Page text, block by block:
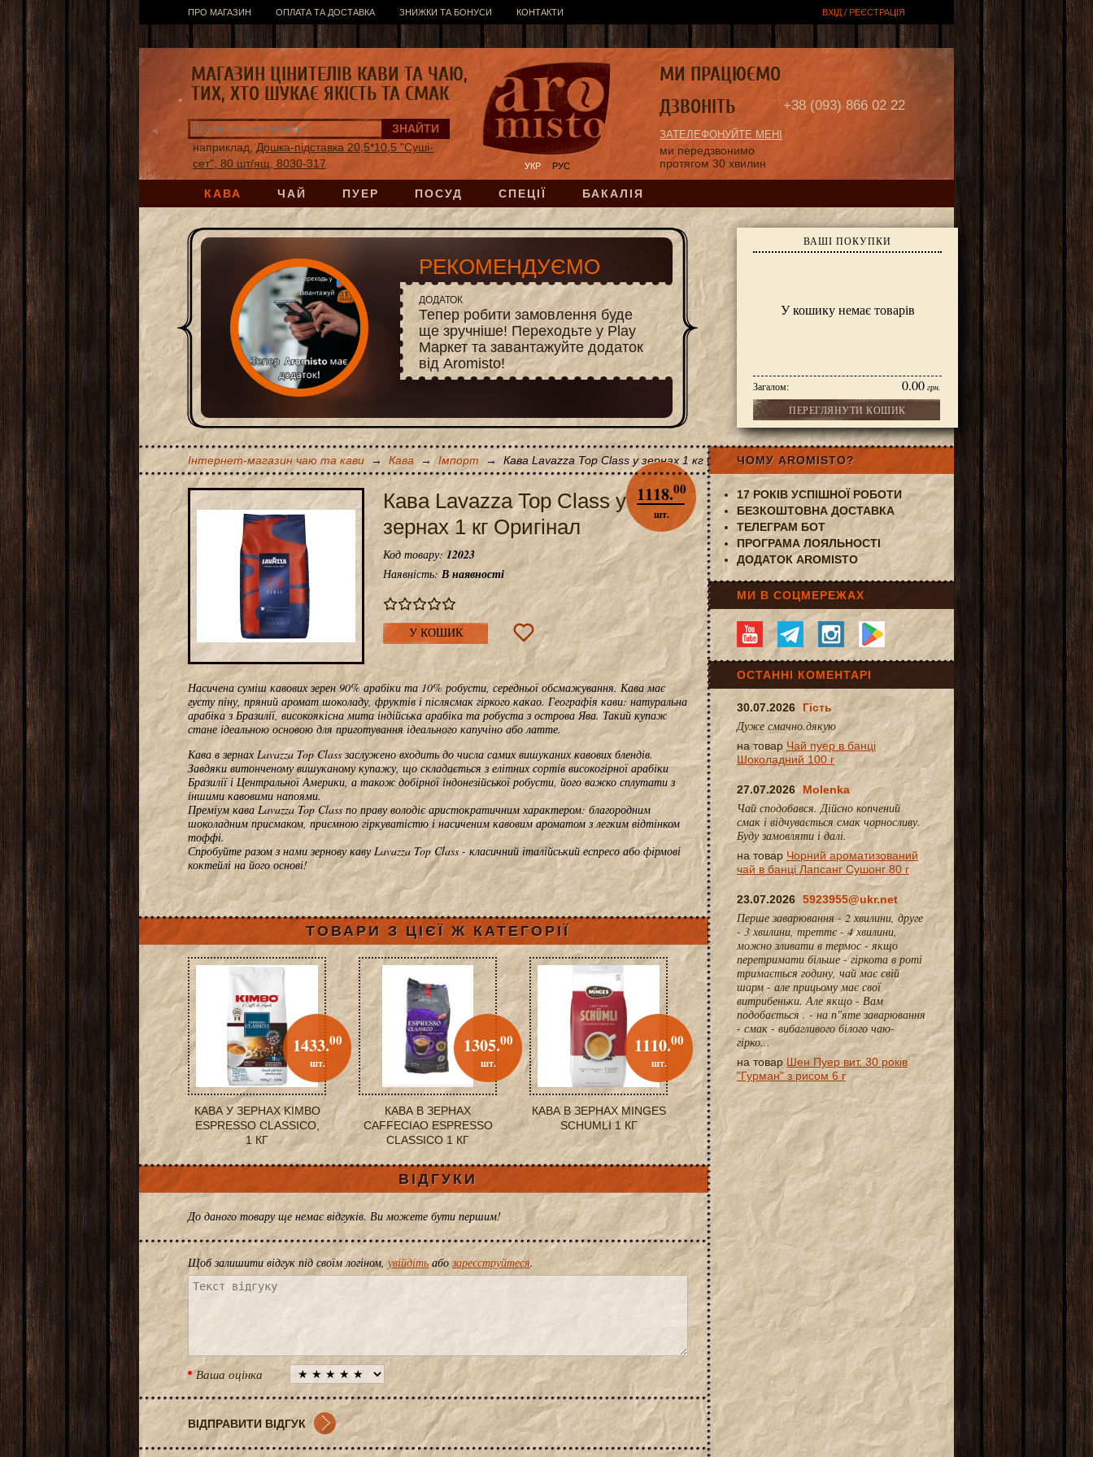
ПРО МАГАЗИН ОПЛАТА ТА ДОСТАВКА ЗНИЖКИ ТА БОНУСИ КОНТАКТИ ВХІД / РЕЄСТРАЦІЯ
КАВА ЧАЙ ПУЕР ПОСУД СПЕЦІЇ БАКАЛІЯ
УКР РУС
наприклад, Дошка-підставка 20,5*10,5 "Суші-
сет", 80 шт/ящ, 8030-317
ВАШІ ПОКУПКИ
У кошику немає товарів
Загалом: 0.00 грн.
ПЕРЕГЛЯНУТИ КОШИК
+38 (093) 866 02 22
ЗАТЕЛЕФОНУЙТЕ МЕНІ
ми передзвонимо
протягом 30 хвилин
МАГАЗИН ЦІНИТЕЛІВ КАВИ ТА ЧАЮ,
ТИХ, ХТО ШУКАЄ ЯКІСТЬ ТА СМАК
МИ ПРАЦЮЄМО
ДЗВОНІТЬ
РЕКОМЕНДУЄМО
ДОДАТОК
Тепер робити замовлення буде
ще зручніше! Переходьте у Play
Маркет та завантажуйте додаток
від Aromisto!
Інтернет-магазин чаю та кави → Кава → Імпорт → Кава Lavazza Top Class у зернах 1 кг Оригінал
Кава Lavazza Top Class у
зернах 1 кг Оригінал
1118.00
шт.
Код товару:12023
Наявність: В наявності
У КОШИК
Насичена суміш кавових зерен 90% арабіки та 10% робусти, середньої обсмажування. Кава має
густу піну, пряний аромат шоколаду, фруктів і післясмак гіркого какао. Географія кави: натуральна
арабіка з Бразилії, високоякісна мита індійська арабіка та робуста з острова Ява. Такий купаж
стане ідеальною основою для приготування ідеального капучіно або латте.
Кава в зернах Lavazza Top Class заслужено входить до числа самих вишуканих кавових блендів.
Завдяки витонченому вишуканому купажу, що складається з елітних сортів високогірної арабіки
Бразилії і Центральної Америки, а також добірної індонезійської робусти, його важко сплутати з
іншими кавовими напоями.
Преміум кава Lavazza Top Class по праву володіє аристократичним характером: благородним
шоколадним присмаком, приємною гіркуватістю і насиченим кавовим ароматом з легким відтінком
тоффі.
Спробуйте разом з нами зернову каву Lavazza Top Class - класичний італійський еспресо або фірмові
коктейлі на його основі!
ТОВАРИ З ЦІЄЇ Ж КАТЕГОРІЇ
КАВА У ЗЕРНАХ KIMBO
ESPRESSO CLASSICO,
1 КГ
1433.00
шт.
КАВА В ЗЕРНАХ
CAFFECIAO ESPRESSO
CLASSICO 1 КГ
1305.00
шт.
КАВА В ЗЕРНАХ MINGES
SCHUMLI 1 КГ
1110.00
шт.
ВІДГУКИ
До даного товару ще немає відгуків. Ви можете бути першим!
Щоб залишити відгук під своїм логіном, увійдіть абозареєструйтеся.
Ваша оцінка
ЧОМУ AROMISTO?
17 РОКІВ УСПІШНОЇ РОБОТИ
БЕЗКОШТОВНА ДОСТАВКА
ТЕЛЕГРАМ БОТ
ПРОГРАМА ЛОЯЛЬНОСТІ
ДОДАТОК AROMISTO
МИ В СОЦМЕРЕЖАХ
ОСТАННІ КОМЕНТАРІ
30.07.2026 Гість
Дуже смачно.дякую
на товар Чай пуер в банці
Шоколадний 100 г
27.07.2026 Molenka
Чай сподобався. Дійсно копчений
смак і відчувається смак чорносливу.
Буду замовляти і далі.
на товар Чорний ароматизований
чай в банці Лапсанг Сушонг 80 г
23.07.2026 5923955@ukr.net
Перше заварювання - 2 хвилини, друге
- 3 хвилини, треттє - 4 хвилини,
можно зливати в термос - якщо
перетримати більше - гіркота в роті
тримається годину, чай має свій
шарм - але прицьому має свої
витрибеньки. Але якщо - Вам
подобається . - на п"яте заварювання
- смак - вибагливого білого чаю-
гірко...
на товар Шен Пуер вит. 30 років
"Гурман" з рисом 6 г